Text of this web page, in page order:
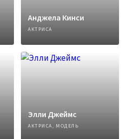
Анджела Кинси
АКТРИСА
Элли Джеймс
АКТРИСА, МОДЕЛЬ